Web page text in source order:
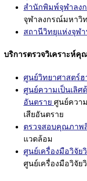
สำนักพิมพ์จุฬาลง
จุฬาลงกรณ์มหาวิ
สถานีวิทยุแห่งจุฬา
บริการตรวจวิเคราะห์คุ
ศูนย์วิทยาศาสตร์ฮ
ศูนย์ความเป็นเลิศ
อันตราย ศูนย์ควา
เสียอันตราย
ตรวจสอบคุณภาพ
แวดล้อม
ศูนย์เครื่องมือวิจัย
ศูนย์เครื่องมือวิจัย